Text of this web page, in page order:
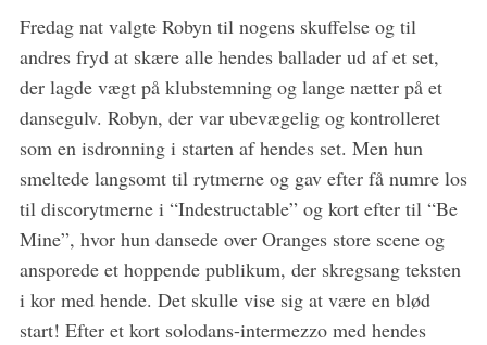
Fredag nat valgte Robyn til nogens skuffelse og til
andres fryd at skære alle hendes ballader ud af et set,
der lagde vægt på klubstemning og lange nætter på et
dansegulv. Robyn, der var ubevægelig og kontrolleret
som en isdronning i starten af hendes set. Men hun
smeltede langsomt til rytmerne og gav efter få numre los
til discorytmerne i “Indestructable” og kort efter til “Be
Mine”, hvor hun dansede over Oranges store scene og
ansporede et hoppende publikum, der skregsang teksten
i kor med hende. Det skulle vise sig at være en blød
start! Efter et kort solodans-intermezzo med hendes